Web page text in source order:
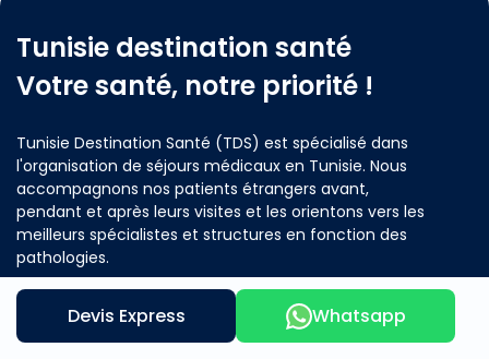
Devis Express Whatsapp
Tunisie destination santé
Votre santé, notre priorité !
Tunisie Destination Santé (TDS) est spécialisé dans
l'organisation de séjours médicaux en Tunisie. Nous
accompagnons nos patients étrangers avant,
pendant et après leurs visites et les orientons vers les
meilleurs spécialistes et structures en fonction des
pathologies.
Contactez nous